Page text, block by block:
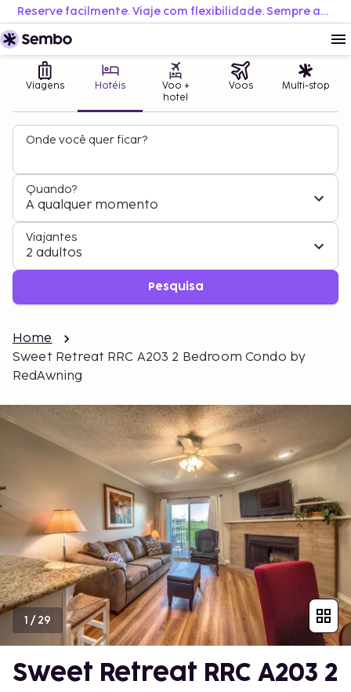
Reserve facilmente. Viaje com flexibilidade. Sempre ao melhor preço.
Viagens Hotéis
Voo +
hotel
Voos Multi-stop
Onde você quer ficar?
Quando?
A qualquer momento
Viajantes
2 adultos
Pesquisa
Home
Sweet Retreat RRC A203 2 Bedroom Condo by
RedAwning
1 /29
Sweet Retreat RRC A203 2